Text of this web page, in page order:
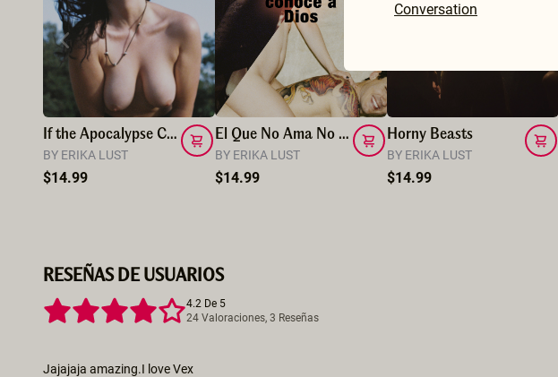
If the Apocalypse Comes, Fuck Me
BY ERIKA LUST
$14.99
El Que No Ama No Conoce a Dios
BY ERIKA LUST
$14.99
Horny Beasts
BY ERIKA LUST
$14.99
RESEÑAS DE USUARIOS
4.2 De 5
24 Valoraciones, 3 Reseñas
Jajajaja amazing.I love Vex
Conversation